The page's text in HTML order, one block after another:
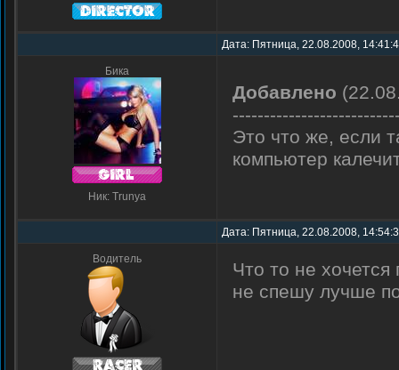
Дата: Пятница, 22.08.2008,
Бика
Ник: Trunya
Добавлено
Это что же, если
компьютер
Дата: Пятница, 22.08.2008,
Водитель
Что то не
не спешу лучше